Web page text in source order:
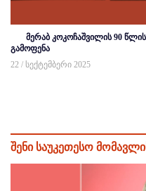
მერაბ კოკოჩაშვილის 90
გამოფენა
22 / სექტემბერი 2025
შენი საუკეთესო